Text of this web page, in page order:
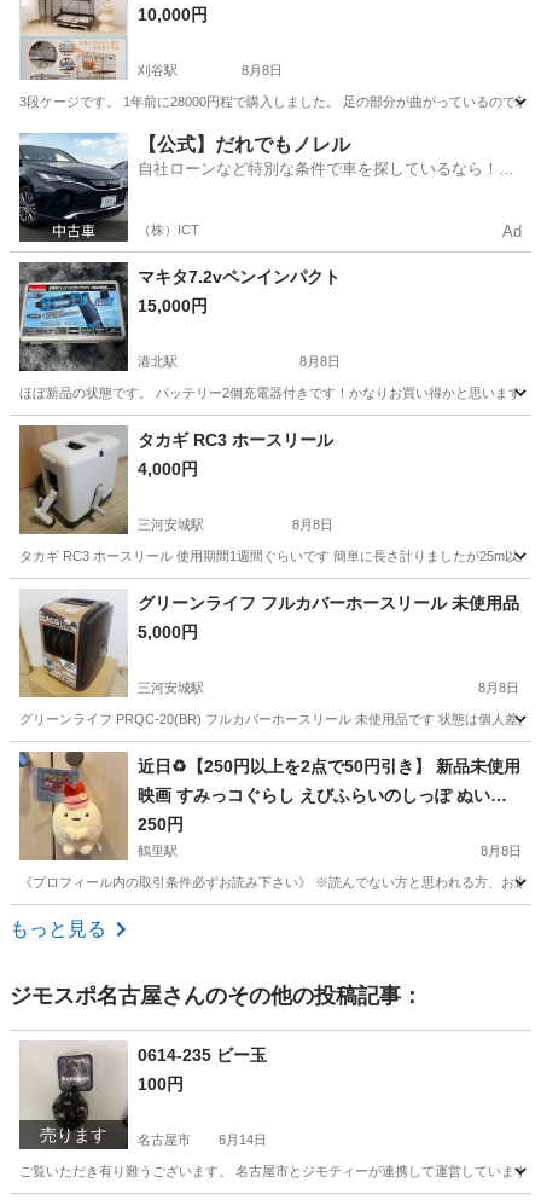
10,000円
刈谷駅 8月8日
3段ケージです。 1年前に28000円程で購入しました。 足の部分が曲がっているので
愛知 刈谷市 刈谷駅 その他 キャットケージ
【公式】だれでもノレル
自社ローンなど特別な条件で車を探しているなら！金
（株）ICT Ad
マキタ7.2vペンインパクト
15,000円
港北駅 8月8日
ほぼ新品の状態です。 バッテリー2個充電器付きです！かなりお買い得かと思います！
愛知 名古屋市 港北駅 その他
タカギ RC3 ホースリール
4,000円
三河安城駅 8月8日
タカギ RC3 ホースリール 使用期間1週間ぐらいです 簡単に長さ計りましたが25m以
愛知 安城市 三河安城駅 タカギ
グリーンライフ フルカバーホースリール 未使用品
5,000円
三河安城駅 8月8日
グリーンライフ PRQC-20(BR) フルカバーホースリール 未使用品です 状態は個人差
愛知 安城市 三河安城駅 その他 グリーン
近日♻️【250円以上を2点で50円引き】 新品未使用
映画 すみっコぐらし えびふらいのしっぽ ぬいぐ
るみ タグ付き クレーンゲーム獲得品❁¨̮
250円
鶴里駅 8月8日
《プロフィール内の取引条件必ずお読み下さい》 ※読んでない方と思われる方、お
愛知 名古屋市
もっと見る
ジモスポ名古屋さんのその他の投稿記事：
売ります
0614-235 ビー玉
100円
名古屋市 6月14日
ご覧いただき有り難うございます。 名古屋市とジモティーが連携して運営してい